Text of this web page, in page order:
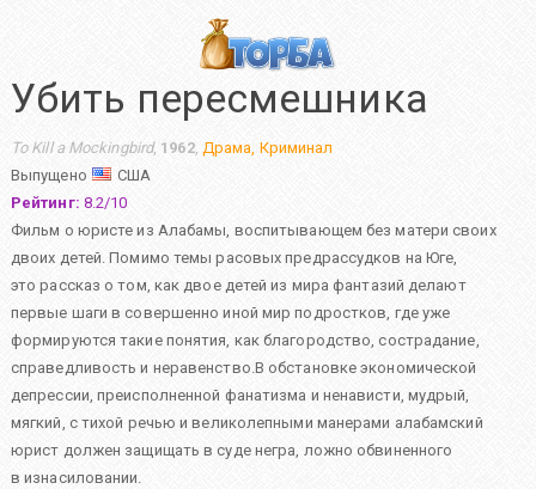
Убить пересмешника
To Kill a Mockingbird, 1962, Драма, Криминал
Выпущено
США
Рейтинг: 8.2/10
Фильм о юристе из Алабамы, воспитывающем без матери своих
двоих детей. Помимо темы расовых предрассудков на Юге,
это рассказ о том, как двое детей из мира фантазий делают
первые шаги в совершенно иной мир подростков, где уже
формируются такие понятия, как благородство, сострадание,
справедливость и неравенство.В обстановке экономической
депрессии, преисполненной фанатизма и ненависти, мудрый,
мягкий, с тихой речью и великолепными манерами алабамский
юрист должен защищать в суде негра, ложно обвиненного
в изнасиловании.